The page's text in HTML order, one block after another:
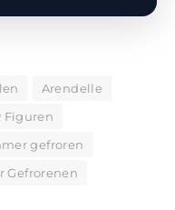
Arendelle
Figuren
gefroren
Gefrorenen